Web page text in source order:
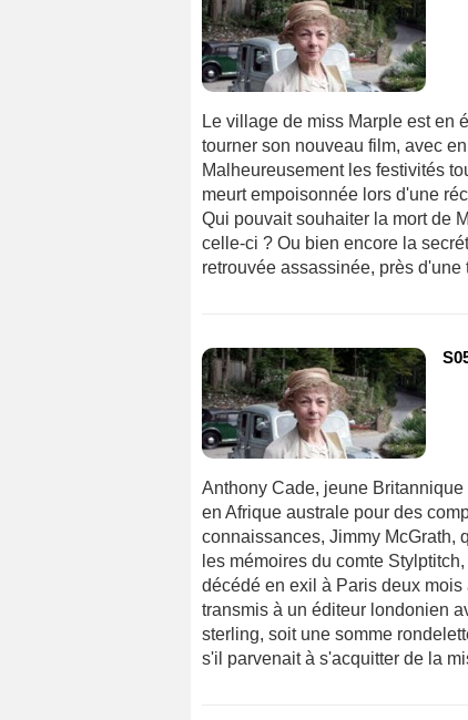
Le village de miss Marple est en
tourner son nouveau film, avec
Malheureusement les festivités
meurt empoisonnée lors d'une
Qui pouvait souhaiter la mort de
celle-ci ? Ou bien encore la
retrouvée assassinée, près
Anthony Cade, jeune
en Afrique australe pour des
connaissances, Jimmy McGrath,
les mémoires du comte
décédé en exil à Paris deux
transmis à un éditeur londonien
sterling, soit une somme
s'il parvenait à s'acquitter de la